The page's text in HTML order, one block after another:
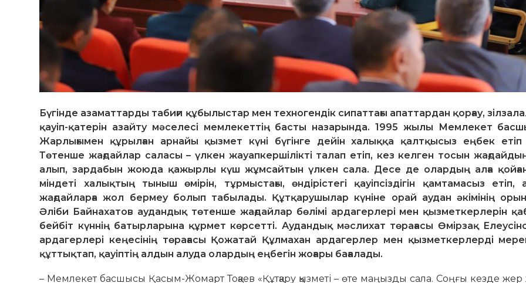
Бүгінде азаматтарды табиғи құбылыстар мен техногендік сипаттағы апаттардан қорғау,
қауіп-қатерін азайту мәселесі мемлекеттің басты назарында. 1995 жылы Мемлекет
Жарлығымен құрылған арнайы қызмет күні бүгінге дейін халыққа қалтқысыз еңбек етіп
Төтенше жағдайлар саласы – үлкен жауапкершілікті талап етіп, кез келген тосын
алып, зардабын жоюда қажырлы күш жұмсайтын үлкен сала. Десе де олардың алға
міндеті халықтың тыныш өмірін, тұрмыстағы, өндірістегі қауіпсіздігін қамтамасыз етіп,
жағдайларға жол бермеу болып табылады. Құтқарушылар күніне орай аудан әкімінің
Әліби Байнахатов аудандық төтенше жағдайлар бөлімі ардагерлері мен қызметкерлерін
бейбіт күннің батырларына құрмет көрсетті. Аудандық мәслихат төрағасы Өмірзақ
ардагерлері кеңесінің төрағасы Қожатай Құлмахан ардагерлер мен қызметкерлерді
құттықтап, қауіптің алдын алуда олардың еңбегін жоғары бағалады.
– Мемлекет басшысы Қасым-Жомарт Тоқаев «Құтқару қызметі – өте маңызды сала. Соңғы кезде жер